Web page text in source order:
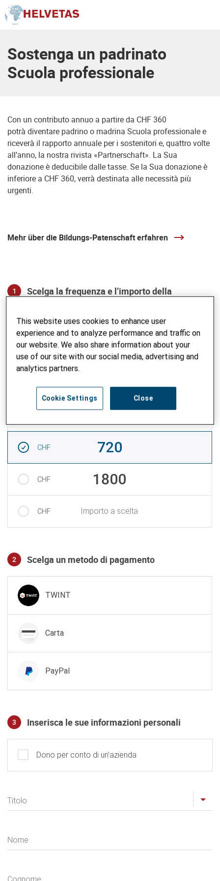
Sostenga un padrinato
Scuola professionale
Con un contributo annuo a partire da CHF 360
potrà diventare padrino o madrina Scuola professionale e
riceverà il rapporto annuale per i sostenitori e, quattro volte
all’anno, la nostra rivista «Partnerschaft». La Sua
donazione è deducibile dalle tasse. Se la Sua donazione è
inferiore a CHF 360, verrà destinata alle necessità più
urgenti.
Mehr über die Bildungs-Patenschaft erfahren
1
Scelga la frequenza e l’importo della
Scegli la frequenza e l’importo della donazione
Intervalli ricorrenti
Ogni anno
La sua donazione ricorrente può essere modificata o
360
CHF 720
CHF 1800
CHF Importo a scelta
2 Scelga un metodo di pagamento
TWINT
Carta
PayPal
3 Inserisca le sue informazioni personali
Dono per conto di un’azienda
Titolo
Nome
This website uses cookies to enhance user
experience and to analyze performance and traffic on
our website. We also share information about your
use of our site with our social media, advertising and
analytics partners.
Close
Cookie Settings